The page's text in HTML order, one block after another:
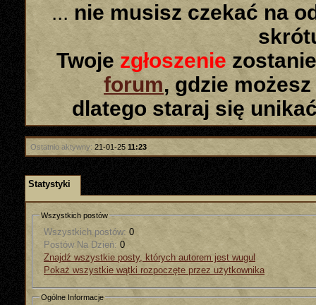
... nie musisz czekać na
Twoje zgłoszenie
forum, gdzie
dlatego staraj się
Ostatnio aktywny: 21-01-25 11:23
Statystyki
Wszystkich postów
Wszystkich postów: 0
Postów Na Dzień: 0
Znajdź wszystkie posty, których autorem jest wugul
Pokaż wszystkie wątki rozpoczęte przez użytkownika
Ogólne Informacje